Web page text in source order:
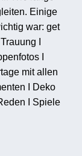
Einige
war: get
I
I
mit allen
I Deko
I Spiele